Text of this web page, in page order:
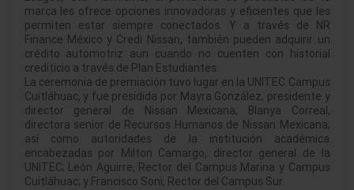
marca les ofrece opciones innovadoras y eficientes que les
permiten estar siempre conectados. Y a través de NR
Finance México y Credi Nissan, también pueden adquirir un
crédito automotriz aun cuando no cuenten con historial
crediticio a través de Plan Estudiantes.
La ceremonia de premiación tuvo lugar en la UNITEC Campus
Cuitláhuac, y fue presidida por Mayra González, presidente y
director general de Nissan Mexicana; Blanya Correal,
directora senior de Recursos Humanos de Nissan Mexicana;
así como autoridades de la institución académica
encabezadas por Milton Camargo, director general de la
UNITEC; León Aguirre, Rector del Campus Marina y Campus
Cuitláhuac; y Francisco Soni, Rector del Campus Sur.